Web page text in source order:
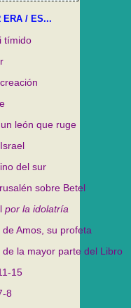
ERA / ES...
tímido
león que ruge
del sur
sobre Betel
por la idolatría
Amos, su profeta
la mayor parte del Libro
15
8